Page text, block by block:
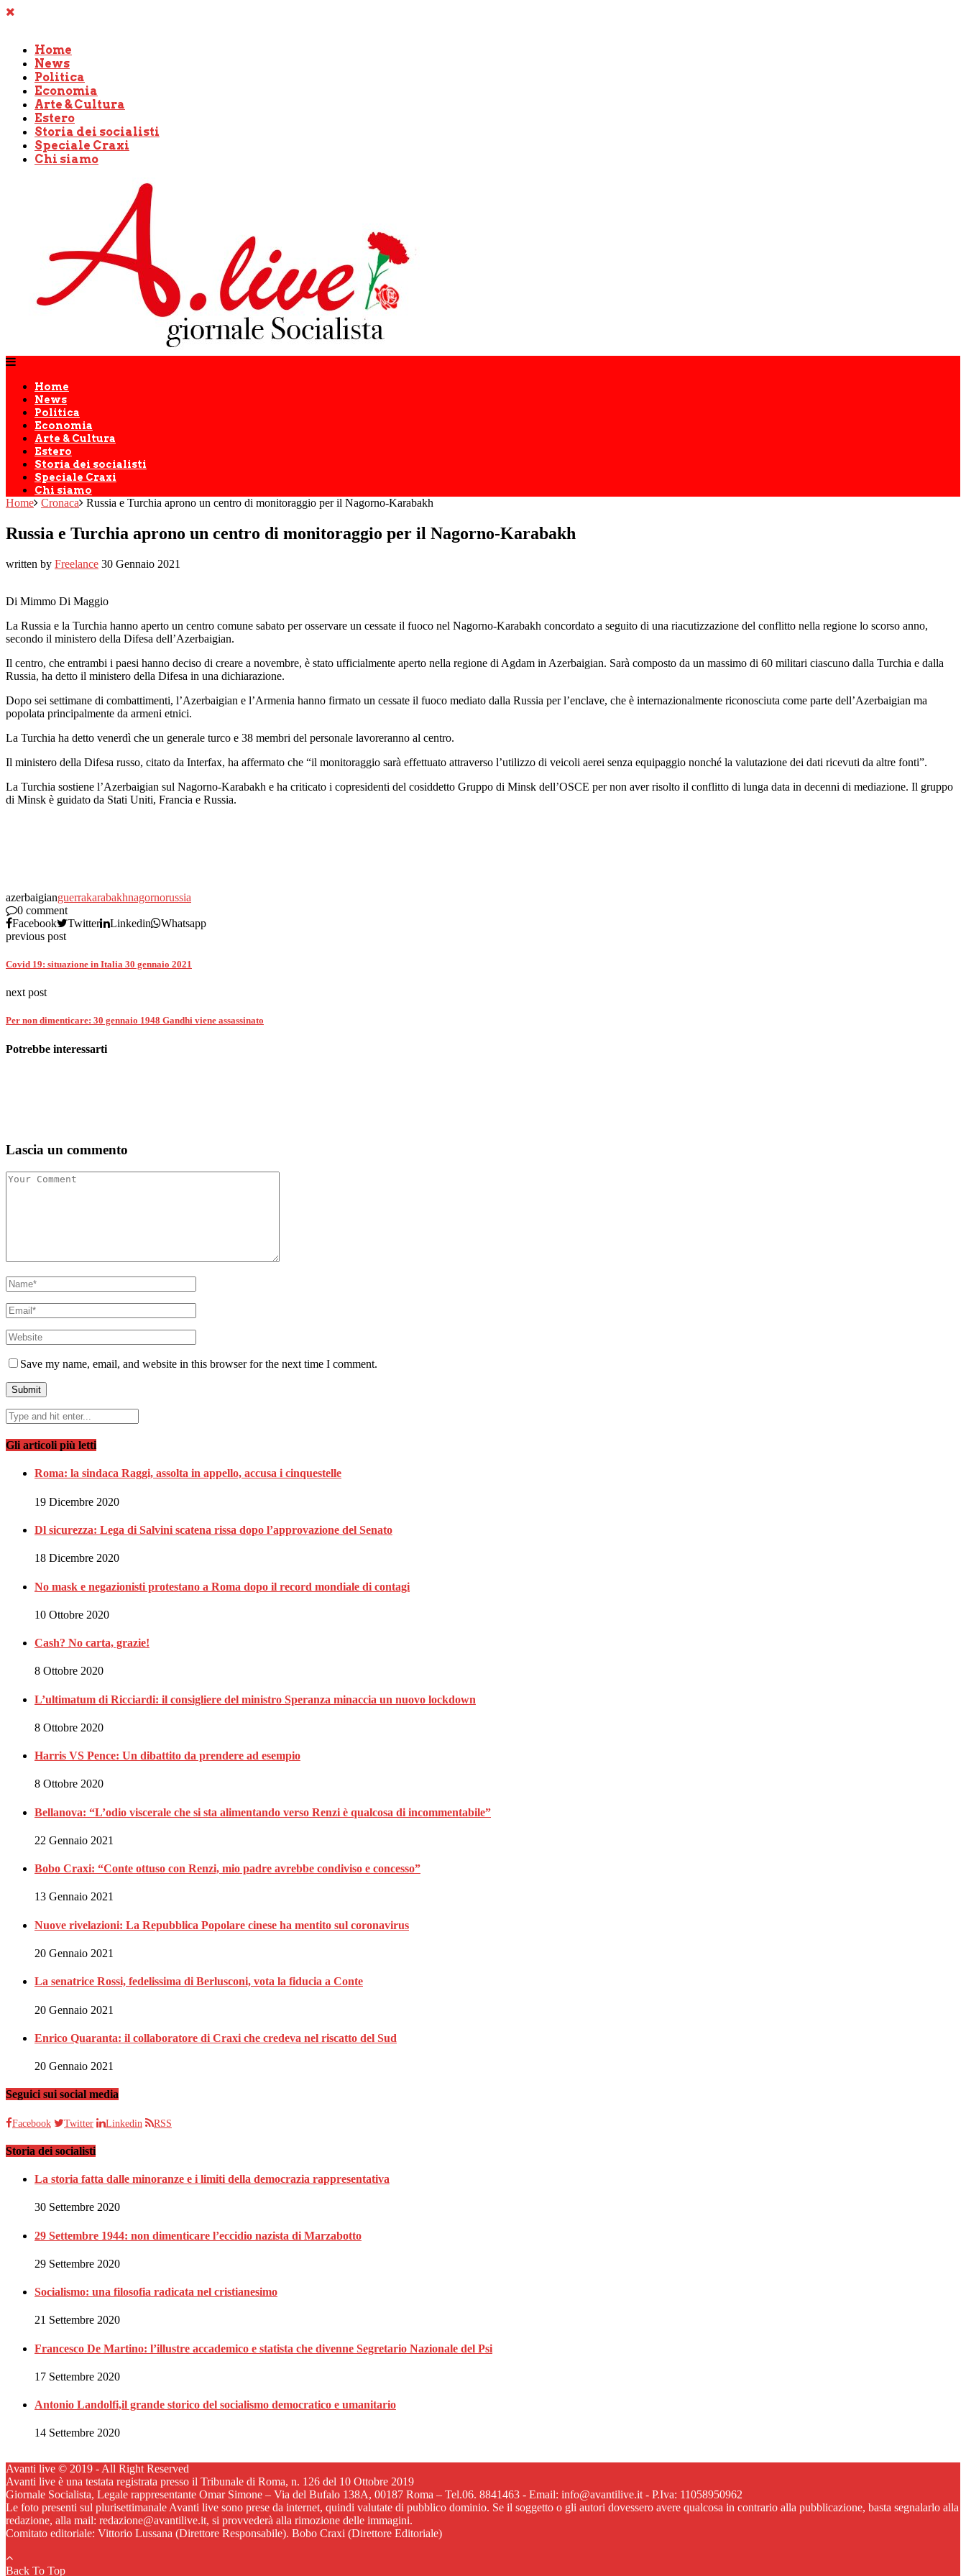
Home
News
Politica
Economia
Arte & Cultura
Estero
Storia dei socialisti
Speciale Craxi
Chi siamo
Home
News
Politica
Economia
Arte & Cultura
Estero
Storia dei socialisti
Speciale Craxi
Chi siamo
Home Cronaca Russia e Turchia aprono un centro di monitoraggio per il Nagorno-Karabakh
Russia e Turchia aprono un centro di monitoraggio per il Nagorno-Karabakh
written by Freelance 30 Gennaio 2021
Di Mimmo Di Maggio
La Russia e la Turchia hanno aperto un centro comune sabato per osservare un cessate il fuoco nel Nagorno-Karabakh concordato a seguito di una riacutizzazione del conflitto nella regione lo scorso anno,
secondo il ministero della Difesa dell’Azerbaigian.
Il centro, che entrambi i paesi hanno deciso di creare a novembre, è stato ufficialmente aperto nella regione di Agdam in Azerbaigian. Sarà composto da un massimo di 60 militari ciascuno dalla Turchia e dalla
Russia, ha detto il ministero della Difesa in una dichiarazione.
Dopo sei settimane di combattimenti, l’Azerbaigian e l’Armenia hanno firmato un cessate il fuoco mediato dalla Russia per l’enclave, che è internazionalmente riconosciuta come parte dell’Azerbaigian ma
popolata principalmente da armeni etnici.
La Turchia ha detto venerdì che un generale turco e 38 membri del personale lavoreranno al centro.
Il ministero della Difesa russo, citato da Interfax, ha affermato che “il monitoraggio sarà effettuato attraverso l’utilizzo di veicoli aerei senza equipaggio nonché la valutazione dei dati ricevuti da altre fonti”.
La Turchia sostiene l’Azerbaigian sul Nagorno-Karabakh e ha criticato i copresidenti del cosiddetto Gruppo di Minsk dell’OSCE per non aver risolto il conflitto di lunga data in decenni di mediazione. Il gruppo
di Minsk è guidato da Stati Uniti, Francia e Russia.
azerbaigianguerrakarabakhnagornorussia
0 comment
Facebook
Twitter Linkedin
Whatsapp
previous post
Covid 19: situazione in Italia 30 gennaio 2021
next post
Per non dimenticare: 30 gennaio 1948 Gandhi viene assassinato
Potrebbe interessarti
Lascia un commento
Save my name, email, and website in this browser for the next time I comment.
Gli articoli più letti
Roma: la sindaca Raggi, assolta in appello, accusa i cinquestelle
19 Dicembre 2020
Dl sicurezza: Lega di Salvini scatena rissa dopo l’approvazione del Senato
18 Dicembre 2020
No mask e negazionisti protestano a Roma dopo il record mondiale di contagi
10 Ottobre 2020
Cash? No carta, grazie!
8 Ottobre 2020
L’ultimatum di Ricciardi: il consigliere del ministro Speranza minaccia un nuovo lockdown
8 Ottobre 2020
Harris VS Pence: Un dibattito da prendere ad esempio
8 Ottobre 2020
Bellanova: “L’odio viscerale che si sta alimentando verso Renzi è qualcosa di incommentabile”
22 Gennaio 2021
Bobo Craxi: “Conte ottuso con Renzi, mio padre avrebbe condiviso e concesso”
13 Gennaio 2021
Nuove rivelazioni: La Repubblica Popolare cinese ha mentito sul coronavirus
20 Gennaio 2021
La senatrice Rossi, fedelissima di Berlusconi, vota la fiducia a Conte
20 Gennaio 2021
Enrico Quaranta: il collaboratore di Craxi che credeva nel riscatto del Sud
20 Gennaio 2021
Seguici sui social media
Facebook Twitter Linkedin RSS
Storia dei socialisti
La storia fatta dalle minoranze e i limiti della democrazia rappresentativa
30 Settembre 2020
29 Settembre 1944: non dimenticare l’eccidio nazista di Marzabotto
29 Settembre 2020
Socialismo: una filosofia radicata nel cristianesimo
21 Settembre 2020
Francesco De Martino: l’illustre accademico e statista che divenne Segretario Nazionale del Psi
17 Settembre 2020
Antonio Landolfi,il grande storico del socialismo democratico e umanitario
14 Settembre 2020
Avanti live © 2019 - All Right Reserved
Avanti live è una testata registrata presso il Tribunale di Roma, n. 126 del 10 Ottobre 2019
Giornale Socialista, Legale rappresentante Omar Simone – Via del Bufalo 138A, 00187 Roma – Tel.06. 8841463 - Email: info@avantilive.it - P.Iva: 11058950962
Le foto presenti sul plurisettimanale Avanti live sono prese da internet, quindi valutate di pubblico dominio. Se il soggetto o gli autori dovessero avere qualcosa in contrario alla pubblicazione, basta segnalarlo alla
redazione, alla mail: redazione@avantilive.it, si provvederà alla rimozione delle immagini.
Comitato editoriale: Vittorio Lussana (Direttore Responsabile). Bobo Craxi (Direttore Editoriale)
Back To Top